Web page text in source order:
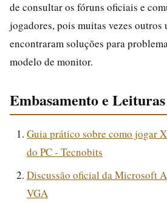
de consultar os fóruns oficiais e
jogadores, pois muitas vezes outros
encontraram soluções para
modelo de monitor.
Embasamento e Leituras
Guia prático sobre como jogar
do PC - Tecnobits
Discussão oficial da Microsoft
VGA